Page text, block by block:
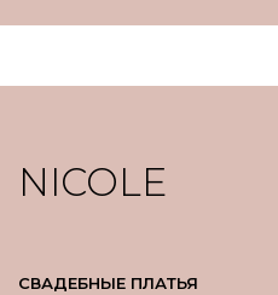
NICOLE
СВАДЕБНЫЕ ПЛАТЬЯ